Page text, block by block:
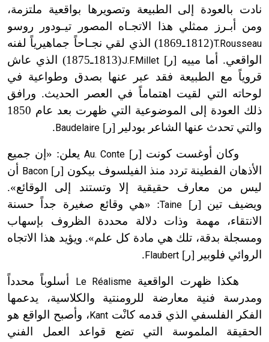
نادت بالعودة إلى الطبيعة وتصويرها بواقعية ملتزمة،
ومن أبـرز ممثلي هذا الاتجـاه المصور تيـودور روسو
T.Rousseau
(1812ـ1869) الذي لقي نجـاحاً جماهيرياً لفنه
الواقعي. أما مييه [ر] J.F.Millet
(1813ـ1875) الذي عاش
قروياً مع الطبيعة فقد عبر عنها بصدق وطواعية في
لوحاته التي لقيت اهتماماً في العصر الحديث. ورافق
ذلك العودة إلى الموضوعية التي ظهرت بعد عام 1850
والتي تحدث عنها الشاعر بودلير [ر] Baudelaire
.
وكان أوغست كونت [ر] Au. Conteيعلن: «إن جميع
الأذهان الفطينة تردد منذ الفيلسوف بيكون [ر]Bacon
أن
ليس من معارف حقيقية إلا وتستند إلى الوقائع».
ويضيف تين [ر] Taine: «هي وقائع صغيرة جداً حسنة
الانتقاء، مهمة وذات دلالة محددة الظروف بإسهاب
ومسجلة بدقة، تلك هي مادة كل علم». ويؤيد هذا الاتجاه
الروائي فلوبير [ر] Flaubert
.
هكذا ظهرت الواقعية Le Réalisme
أسلوباً محدداً
ومدرسة فنية معارضة للرومنتية والكلاسية، يدعمها
الفكر الفلسفي الذي قدمه كانْت Kant ، وأصبح الواقع هو
الحقيقة الملموسة التي تضع قواعد العمل الفني